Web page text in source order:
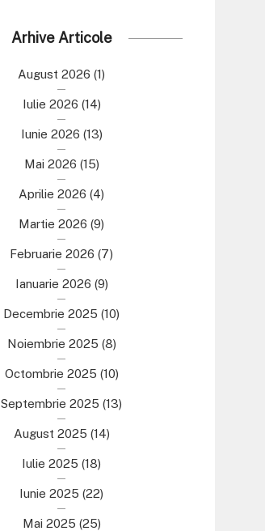
Arhive Articole
August 2026 (1)
Iulie 2026 (14)
Iunie 2026 (13)
Mai 2026 (15)
Aprilie 2026 (4)
Martie 2026 (9)
Februarie 2026 (7)
Ianuarie 2026 (9)
Decembrie 2025 (10)
Noiembrie 2025 (8)
Octombrie 2025 (10)
Septembrie 2025 (13)
August 2025 (14)
Iulie 2025 (18)
Iunie 2025 (22)
Mai 2025 (25)